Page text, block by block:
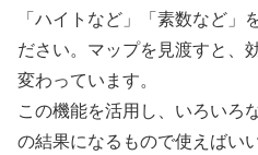
「ハイトなど」「素数など」
ださい。マップを見渡すと、
変わっています。
この機能を活用し、いろいろ
の結果になるもので使えばい